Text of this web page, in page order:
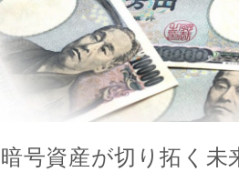
暗号資産が切り拓く未